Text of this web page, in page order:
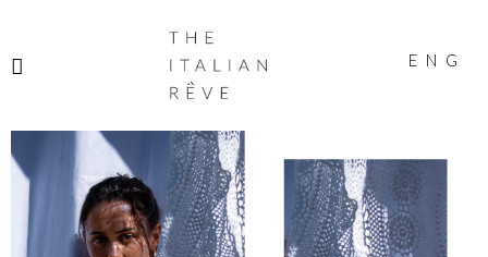
ITALIAN
RÊVE
ENG